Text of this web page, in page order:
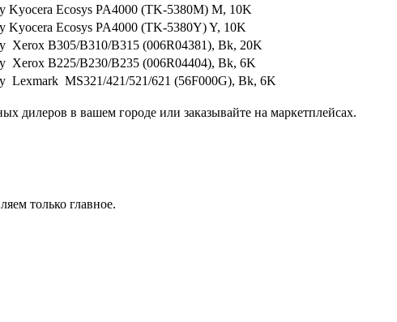
Kyocera Ecosys PA4000 (TK-5380M) M, 10K
Kyocera Ecosys PA4000 (TK-5380Y) Y, 10K
Xerox B305/B310/B315 (006R04381), Bk, 20K
Xerox B225/B230/B235 (006R04404), Bk, 6K
Lexmark MS321/421/521/621 (56F000G), Bk, 6K
дилеров в вашем городе или заказывайте на маркетплейсах.
только главное.